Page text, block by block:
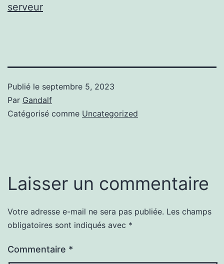
serveur
Publié le septembre 5, 2023
Par Gandalf
Catégorisé comme Uncategorized
Laisser un commentaire
Votre adresse e-mail ne sera pas publiée. Les champs
obligatoires sont indiqués avec *
Commentaire *